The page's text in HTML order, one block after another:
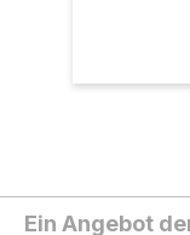
Ein Angebot